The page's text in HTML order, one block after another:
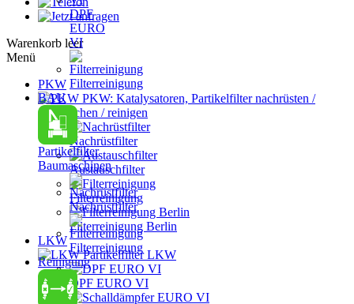
DPF
EURO
VI
Filterreinigung
BAU
Partikelfilter
Baumaschinen
Nachrüstfilter
Filterreinigung
Reinigung
Warenkorb leer
Menü
PKW
PKW: Katalysatoren, Partikelfilter nachrüsten /
austauschen / reinigen
Nachrüstfilter
Austauschfilter
Filterreinigung
Filterreinigung Berlin
LKW
Partikelfilter LKW
DPF EURO VI